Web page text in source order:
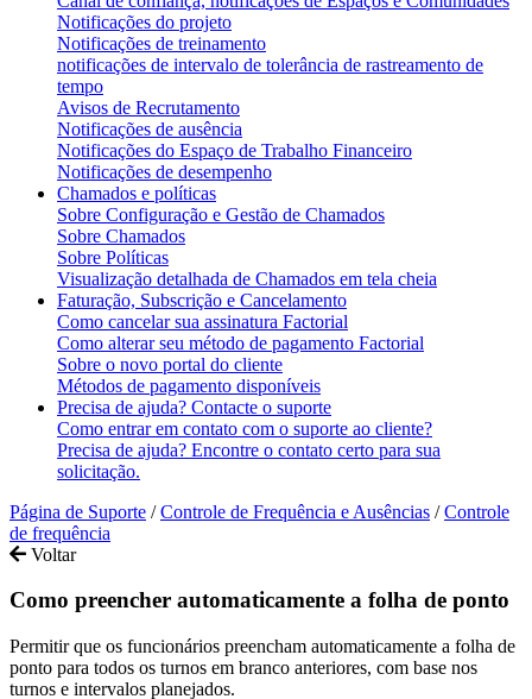
Notificações do projeto
Notificações de treinamento
notificações de intervalo de tolerância de rastreamento de
tempo
Avisos de Recrutamento
Notificações de ausência
Notificações do Espaço de Trabalho Financeiro
Notificações de desempenho
Chamados e políticas
Sobre Configuração e Gestão de Chamados
Sobre Chamados
Sobre Políticas
Visualização detalhada de Chamados em tela cheia
Faturação, Subscrição e Cancelamento
Como cancelar sua assinatura Factorial
Como alterar seu método de pagamento Factorial
Sobre o novo portal do cliente
Métodos de pagamento disponíveis
Precisa de ajuda? Contacte o suporte
Como entrar em contato com o suporte ao cliente?
Precisa de ajuda? Encontre o contato certo para sua
solicitação.
Página de Suporte / Controle de Frequência e Ausências / Controle
de frequência
Voltar
Como preencher automaticamente a folha de ponto
Permitir que os funcionários preencham automaticamente a folha de
ponto para todos os turnos em branco anteriores, com base nos
turnos e intervalos planejados.